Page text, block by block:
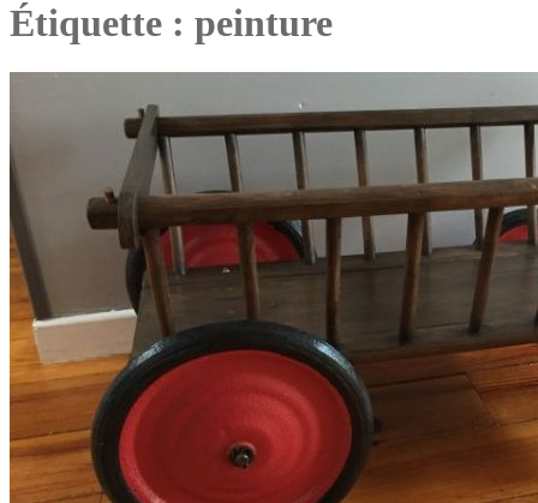
Étiquette : peinture